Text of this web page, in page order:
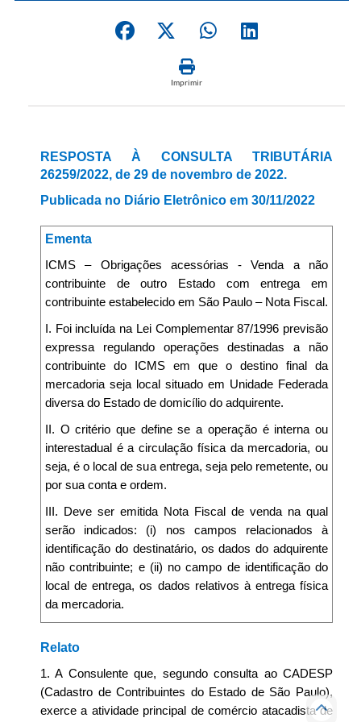
Imprimir
RESPOSTA À CONSULTA TRIBUTÁRIA
26259/2022, de 29 de novembro de 2022.
Publicada no Diário Eletrônico em 30/11/2022
Ementa
ICMS – Obrigações acessórias - Venda a não
contribuinte de outro Estado com entrega em
contribuinte estabelecido em São Paulo – Nota Fiscal.
I. Foi incluída na Lei Complementar 87/1996 previsão
expressa regulando operações destinadas a não
contribuinte do ICMS em que o destino final da
mercadoria seja local situado em Unidade Federada
diversa do Estado de domicílio do adquirente.
II. O critério que define se a operação é interna ou
interestadual é a circulação física da mercadoria, ou
seja, é o local de sua entrega, seja pelo remetente, ou
por sua conta e ordem.
III. Deve ser emitida Nota Fiscal de venda na qual
serão indicados: (i) nos campos relacionados à
identificação do destinatário, os dados do adquirente
não contribuinte; e (ii) no campo de identificação do
local de entrega, os dados relativos à entrega física
da mercadoria.
Relato
1. A Consulente que, segundo consulta ao CADESP
(Cadastro de Contribuintes do Estado de São Paulo),
exerce a atividade principal de comércio atacadista de